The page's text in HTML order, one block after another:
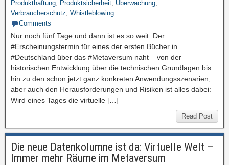
Produkthaftung, Produktsicherheit, Überwachung,
Verbraucherschutz, Whistleblowing
Comments
Nur noch fünf Tage und dann ist es so weit: Der
#Erscheinungstermin für eines der ersten Bücher in
#Deutschland über das #Metaversum naht – von der
historischen Entwicklung über die technischen Grundlagen bis
hin zu den schon jetzt ganz konkreten Anwendungsszenarien,
aber auch den Herausforderungen und Risiken ist alles dabei:
Wird eines Tages die virtuelle […]
Read Post
Die neue Datenkolumne ist da: Virtuelle Welt –
Immer mehr Räume im Metaversum